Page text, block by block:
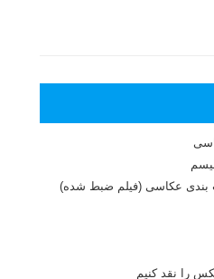
بندی عکاسی (فیلم ضبط شده)
را نقد کنیم